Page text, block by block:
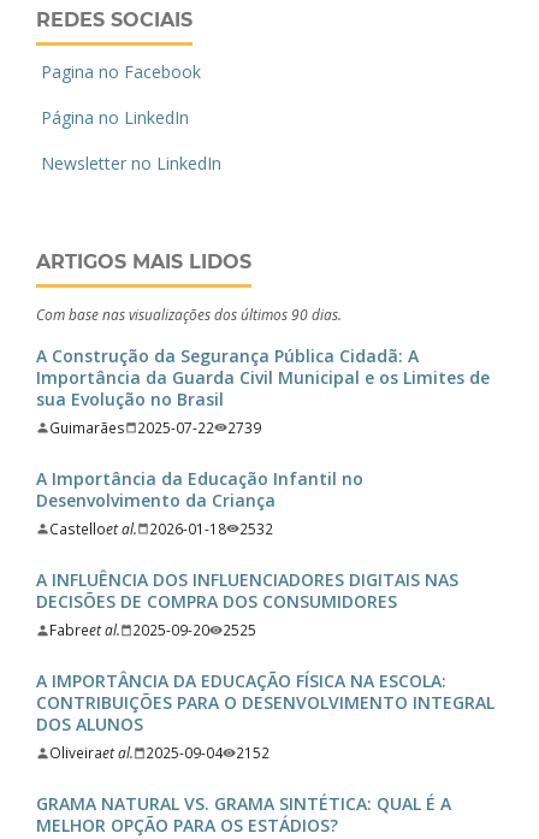
REDES SOCIAIS
Pagina no Facebook
Página no LinkedIn
Newsletter no LinkedIn
ARTIGOS MAIS LIDOS
Com base nas visualizações dos últimos 90 dias.
A Construção da Segurança Pública Cidadã: A
Importância da Guarda Civil Municipal e os Limites de
sua Evolução no Brasil
Guimarães 2025-07-22 2739
A Importância da Educação Infantil no
Desenvolvimento da Criança
Castelloet al. 2026-01-18 2532
A INFLUÊNCIA DOS INFLUENCIADORES DIGITAIS NAS
DECISÕES DE COMPRA DOS CONSUMIDORES
Fabreet al. 2025-09-20 2525
A IMPORTÂNCIA DA EDUCAÇÃO FÍSICA NA ESCOLA:
CONTRIBUIÇÕES PARA O DESENVOLVIMENTO INTEGRAL
DOS ALUNOS
Oliveiraet al. 2025-09-04 2152
GRAMA NATURAL VS. GRAMA SINTÉTICA: QUAL É A
MELHOR OPÇÃO PARA OS ESTÁDIOS?